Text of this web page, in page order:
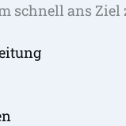
schnell ans Ziel